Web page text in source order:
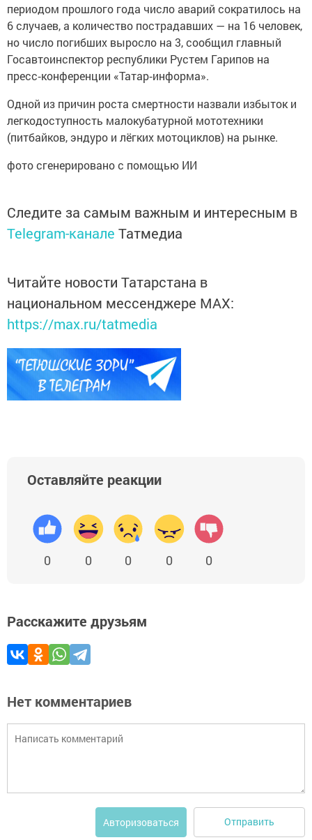
периодом прошлого года число аварий сократилось на
6 случаев, а количество пострадавших — на 16 человек,
но число погибших выросло на 3, сообщил главный
Госавтоинспектор республики Рустем Гарипов на
пресс‑конференции «Татар‑информа».
Одной из причин роста смертности назвали избыток и
легкодоступность малокубатурной мототехники
(питбайков, эндуро и лёгких мотоциклов) на рынке.
фото сгенерировано с помощью ИИ
Следите за самым важным и интересным в
Telegram-канале Татмедиа
Читайте новости Татарстана в
национальном мессенджере MАХ:
https://max.ru/tatmedia
Оставляйте реакции
0 0 0 0 0
Расскажите друзьям
Нет комментариев
Авторизоваться Отправить